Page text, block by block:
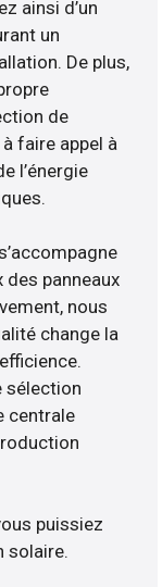
ainsi d’un
un
De plus,
de
à faire appel à
l’énergie
des panneaux
nous
change la
sélection
centrale
puissiez
solaire.